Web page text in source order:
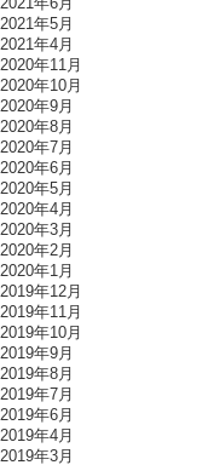
2021年5月
2021年4月
2020年11月
2020年10月
2020年9月
2020年8月
2020年7月
2020年6月
2020年5月
2020年4月
2020年3月
2020年2月
2020年1月
2019年12月
2019年11月
2019年10月
2019年9月
2019年8月
2019年7月
2019年6月
2019年4月
2019年3月